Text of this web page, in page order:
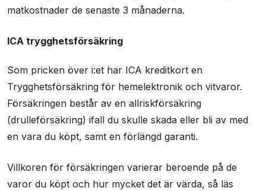
matkostnader de senaste 3 månaderna.
ICA trygghetsförsäkring
Som pricken över i:et har ICA kreditkort en
Trygghetsförsäkring för hemelektronik och vitvaror.
Försäkringen består av en allriskförsäkring
(drulleförsäkring) ifall du skulle skada eller bli av med
en vara du köpt, samt en förlängd garanti.
Villkoren för försäkringen varierar beroende på de
varor du köpt och hur mycket det är värda, så läs